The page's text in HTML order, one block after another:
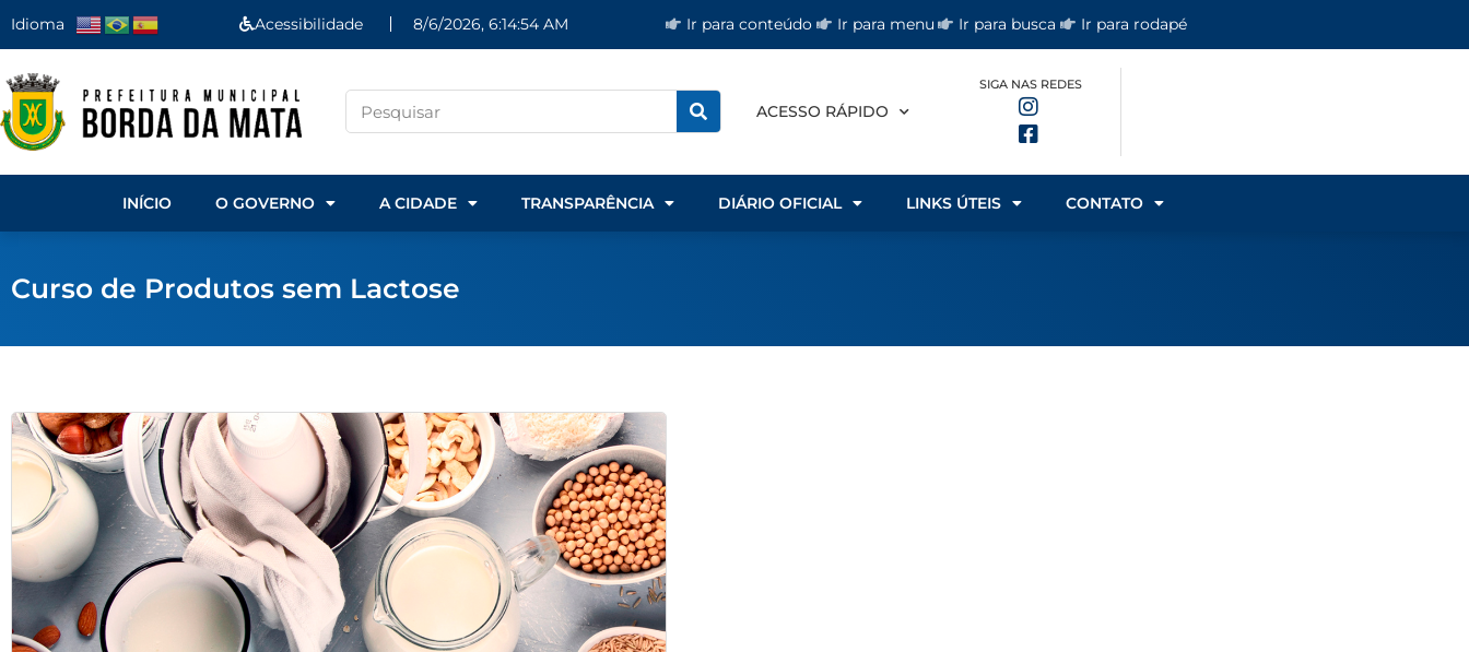
Idioma Acessibilidade 8/6/2026, 6:14:54 AM Ir para conteúdo Ir para menu Ir para busca Ir para rodapé
ACESSO RÁPIDO
SIGA NAS REDES
INÍCIO O GOVERNO A CIDADE TRANSPARÊNCIA DIÁRIO OFICIAL LINKS ÚTEIS CONTATO
Curso de Produtos sem Lactose